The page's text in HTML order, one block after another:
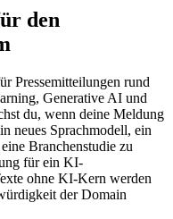
den
Pressemitteilungen rund
Generative AI und
du, wenn deine Meldung
neues Sprachmodell, ein
Branchenstudie zu
für ein KI-
ohne KI-Kern werden
der Domain